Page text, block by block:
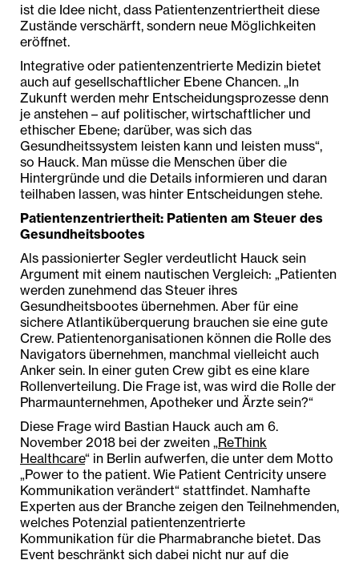
ist die Idee nicht, dass Patientenzentriertheit diese
Zustände verschärft, sondern neue Möglichkeiten
eröffnet.
Integrative oder patientenzentrierte Medizin bietet
auch auf gesellschaftlicher Ebene Chancen. „In
Zukunft werden mehr Entscheidungsprozesse denn
je anstehen – auf politischer, wirtschaftlicher und
ethischer Ebene; darüber, was sich das
Gesundheitssystem leisten kann und leisten muss“,
so Hauck. Man müsse die Menschen über die
Hintergründe und die Details informieren und daran
teilhaben lassen, was hinter Entscheidungen stehe.
Patientenzentriertheit: Patienten am Steuer des
Gesundheitsbootes
Als passionierter Segler verdeutlicht Hauck sein
Argument mit einem nautischen Vergleich: „Patienten
werden zunehmend das Steuer ihres
Gesundheitsbootes übernehmen. Aber für eine
sichere Atlantiküberquerung brauchen sie eine gute
Crew. Patientenorganisationen können die Rolle des
Navigators übernehmen, manchmal vielleicht auch
Anker sein. In einer guten Crew gibt es eine klare
Rollenverteilung. Die Frage ist, was wird die Rolle der
Pharmaunternehmen, Apotheker und Ärzte sein?“
Diese Frage wird Bastian Hauck auch am 6.
November 2018 bei der zweiten „ReThink
Healthcare“ in Berlin aufwerfen, die unter dem Motto
„Power to the patient. Wie Patient Centricity unsere
Kommunikation verändert“ stattfindet. Namhafte
Experten aus der Branche zeigen den Teilnehmenden,
welches Potenzial patientenzentrierte
Kommunikation für die Pharmabranche bietet. Das
Event beschränkt sich dabei nicht nur auf die